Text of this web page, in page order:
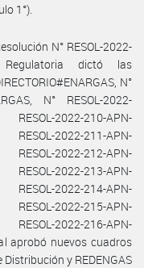
1°).
N° RESOL-2022-
Regulatoria dictó las
N°
N° RESOL-2022-
RESOL-2022-210-APN-
2022-211-APN-
2022-212-APN-
2022-213-APN-
2022-214-APN-
2022-215-APN-
2022-216-APN-
aprobó nuevos cuadros
y REDENGAS